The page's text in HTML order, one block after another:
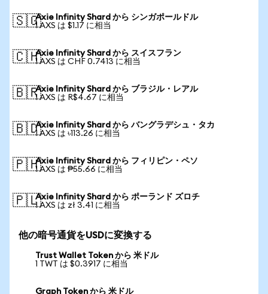
🇸🇬Axie Infinity Shard から シンガポールドル
1 AXS は $1.17 に相当
🇨🇭Axie Infinity Shard から スイスフラン
1 AXS は CHF 0.7413 に相当
🇧🇷Axie Infinity Shard から ブラジル・レアル
1 AXS は R$4.67 に相当
🇧🇩Axie Infinity Shard から バングラデシュ・タカ
1 AXS は ৳113.26 に相当
🇵🇭Axie Infinity Shard から フィリピン・ペソ
1 AXS は ₱55.66 に相当
🇵🇱Axie Infinity Shard から ポーランド ズロチ
1 AXS は zł 3.41 に相当
他の暗号通貨をUSDに変換する
Trust Wallet Token から 米ドル
1 TWT は $0.3917 に相当
Graph Token から 米ドル